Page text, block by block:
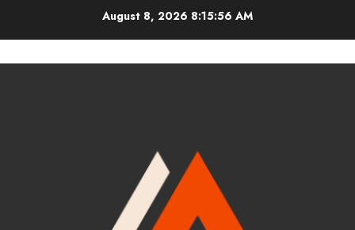
August 8, 2026 8:15:57 AM